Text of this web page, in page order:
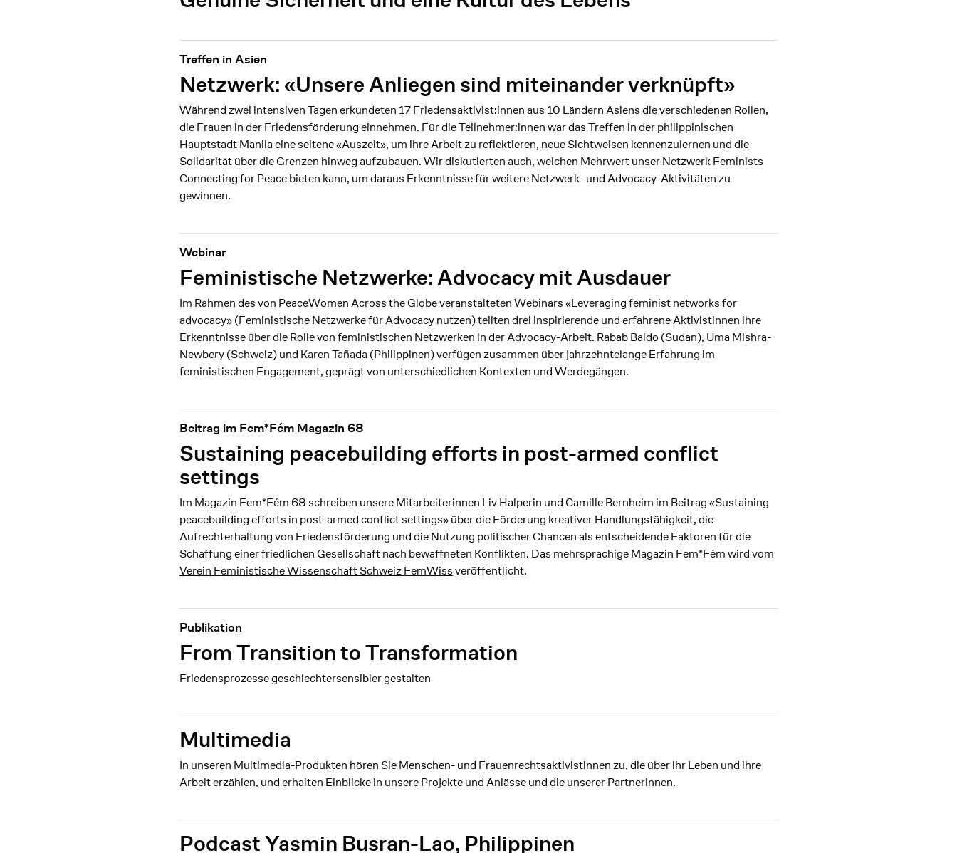
Netzwerk: «Unsere Anliegen sind miteinander verknüpft»
Treffen in Asien
Während zwei intensiven Tagen erkundeten 17 Friedensaktivist:innen aus 10 Ländern Asiens die verschiedenen Rollen,
die Frauen in der Friedensförderung einnehmen. Für die Teilnehmer:innen war das Treffen in der philippinischen
Hauptstadt Manila eine seltene «Auszeit», um ihre Arbeit zu reflektieren, neue Sichtweisen kennenzulernen und die
Solidarität über die Grenzen hinweg aufzubauen. Wir diskutierten auch, welchen Mehrwert unser Netzwerk Feminists
Connecting for Peace bieten kann, um daraus Erkenntnisse für weitere Netzwerk- und Advocacy-Aktivitäten zu
gewinnen.
Feministische Netzwerke: Advocacy mit Ausdauer
Webinar
Im Rahmen des von PeaceWomen Across the Globe veranstalteten Webinars «Leveraging feminist networks for
advocacy» (Feministische Netzwerke für Advocacy nutzen) teilten drei inspirierende und erfahrene Aktivistinnen ihre
Erkenntnisse über die Rolle von feministischen Netzwerken in der Advocacy-Arbeit. Rabab Baldo (Sudan), Uma Mishra-
Newbery (Schweiz) und Karen Tañada (Philippinen) verfügen zusammen über jahrzehntelange Erfahrung im
feministischen Engagement, geprägt von unterschiedlichen Kontexten und Werdegängen.
Sustaining peacebuilding efforts in post-armed conflict
settings
Beitrag im Fem*Fém Magazin 68
Im Magazin Fem*Fém 68 schreiben unsere Mitarbeiterinnen Liv Halperin und Camille Bernheim im Beitrag «Sustaining
peacebuilding efforts in post-armed conflict settings» über die Förderung kreativer Handlungsfähigkeit, die
Aufrechterhaltung von Friedensförderung und die Nutzung politischer Chancen als entscheidende Faktoren für die
Schaffung einer friedlichen Gesellschaft nach bewaffneten Konflikten. Das mehrsprachige Magazin Fem*Fém wird vom
Verein Feministische Wissenschaft Schweiz FemWissveröffentlicht.
From Transition to Transformation
Publikation
Friedensprozesse geschlechtersensibler gestalten
Multimedia
In unseren Multimedia-Produkten hören Sie Menschen- und Frauenrechtsaktivistinnen zu, die über ihr Leben und ihre
Arbeit erzählen, und erhalten Einblicke in unsere Projekte und Anlässe und die unserer Partnerinnen.
Podcast Yasmin Busran-Lao, Philippinen